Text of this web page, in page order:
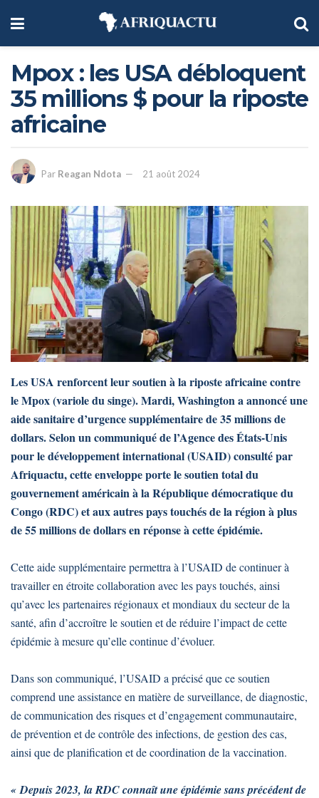
Mpox : les USA débloquent
35 millions $ pour la riposte
africaine
Par Reagan Ndota 21 août 2024
Les USA renforcent leur soutien à la riposte africaine contre
le Mpox (variole du singe). Mardi, Washington a annoncé une
aide sanitaire d’urgence supplémentaire de 35 millions de
dollars. Selon un communiqué de l’Agence des États-Unis
pour le développement international (USAID) consulté par
Afriquactu, cette enveloppe porte le soutien total du
gouvernement américain à la République démocratique du
Congo (RDC) et aux autres pays touchés de la région à plus
de 55 millions de dollars en réponse à cette épidémie.
Cette aide supplémentaire permettra à l’USAID de continuer à
travailler en étroite collaboration avec les pays touchés, ainsi
qu’avec les partenaires régionaux et mondiaux du secteur de la
santé, afin d’accroître le soutien et de réduire l’impact de cette
épidémie à mesure qu’elle continue d’évoluer.
Dans son communiqué, l’USAID a précisé que ce soutien
comprend une assistance en matière de surveillance, de diagnostic,
de communication des risques et d’engagement communautaire,
de prévention et de contrôle des infections, de gestion des cas,
ainsi que de planification et de coordination de la vaccination.
« Depuis 2023, la RDC connaît une épidémie sans précédent de